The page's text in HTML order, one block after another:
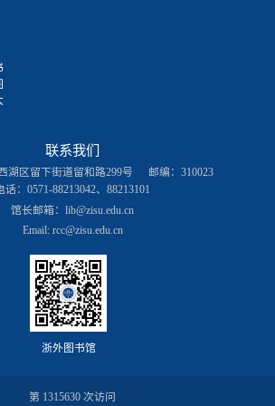
联系我们
湖区留下街道留和路299号
邮编：310023
话：0571-88213042、88213101
馆长邮箱： lib@zisu.edu.cn
Email: rcc@zisu.edu.cn
浙外图书馆
第 1315630 次访问